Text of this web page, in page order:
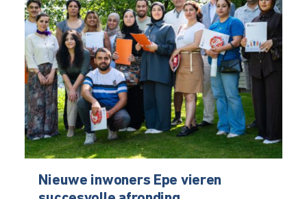
Nieuwe inwoners Epe vieren